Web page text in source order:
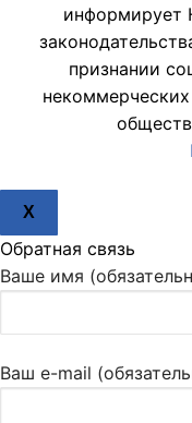
информирует
признании
X
Обратная связь
Ваше имя
Ваш e-mail